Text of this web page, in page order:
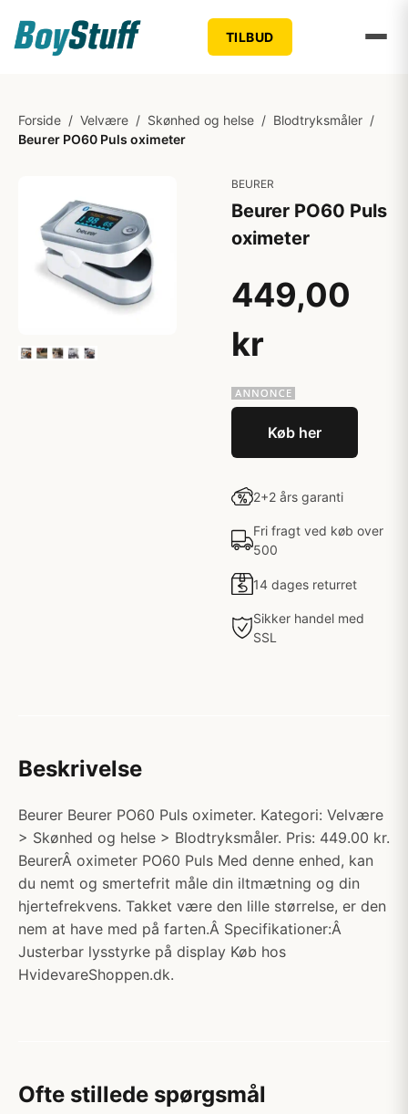
TILBUD
Forside / Velvære / Skønhed og helse / Blodtryksmåler /
Beurer PO60 Puls oximeter
BEURER
Beurer PO60 Puls
oximeter
449,00
kr
Køb her
2+2 års garanti
Fri fragt ved køb over
500
14 dages returret
Sikker handel med
SSL
Beskrivelse
Beurer Beurer PO60 Puls oximeter. Kategori: Velvære
> Skønhed og helse > Blodtryksmåler. Pris: 449.00 kr.
BeurerÂ oximeter PO60 Puls Med denne enhed, kan
du nemt og smertefrit måle din iltmætning og din
hjertefrekvens. Takket være den lille størrelse, er den
nem at have med på farten.Â Specifikationer:Â
Justerbar lysstyrke på display Køb hos
HvidevareShoppen.dk.
Ofte stillede spørgsmål